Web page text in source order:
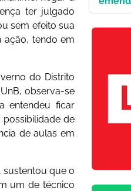
ter julgado
sem efeito sua
ação, tendo em
do Distrito
observa-se
entendeu ficar
de
de aulas em
sustentou que o
um de técnico